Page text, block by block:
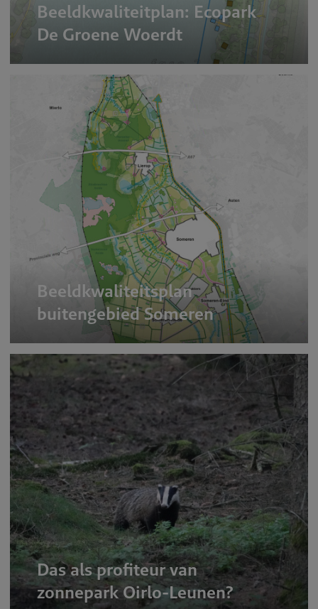
Beeldkwaliteitplan: Ecopark
De Groene Woerdt
Beeldkwaliteitsplan
buitengebied Someren
Das als profiteur van
zonnepark Oirlo-Leunen?